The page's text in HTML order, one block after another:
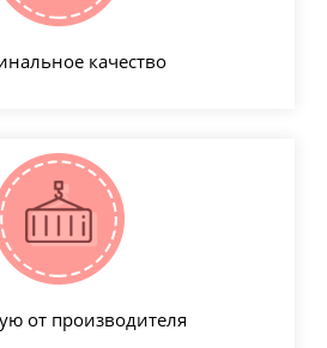
качество
от производителя